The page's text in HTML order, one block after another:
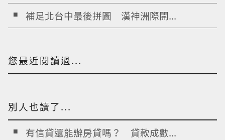
補足北台中最後拼圖 漢神洲際開...
您最近閱讀過...
別人也讀了...
有信貸還能辦房貸嗎？ 貸款成數...